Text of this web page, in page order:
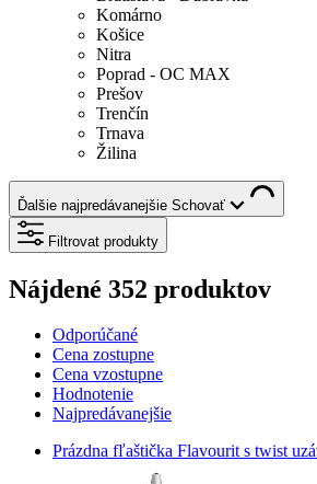
Komárno
Košice
Nitra
Poprad - OC MAX
Prešov
Trenčín
Trnava
Žilina
Ďalšie najpredávanejšie Schovať
Filtrovat produkty
Nájdené 352 produktov
Odporúčané
Cena zostupne
Cena vzostupne
Hodnotenie
Najpredávanejšie
Prázdna fľaštička Flavourit s twist